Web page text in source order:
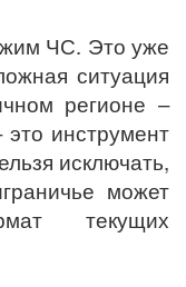
ЧС. Это уже
ситуация
регионе –
инструмент
исключать,
может
текущих